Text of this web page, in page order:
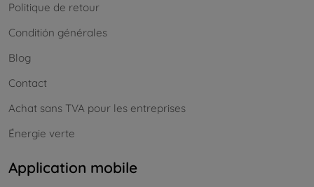
Politique de retour
Conditión générales
Blog
Contact
Achat sans TVA pour les entreprises
Énergie verte
Application mobile